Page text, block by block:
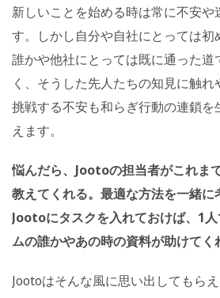
新しいことを始める時は常に不安や
す。しかし自分や自社にとっては
誰かや他社にとっては既に通った道
く、そうした先人たちの知見に触れ
挑戦する不安も和らぎ行動の連鎖
えます。
悩んだら、Jootoの担当者がこれま
教えてくれる。最適な方法を一緒に
Jootoにタスクを入れておけば、1
ムの誰かやあの時の資料が助けてく
Jootoはそんな風に思い出してもら